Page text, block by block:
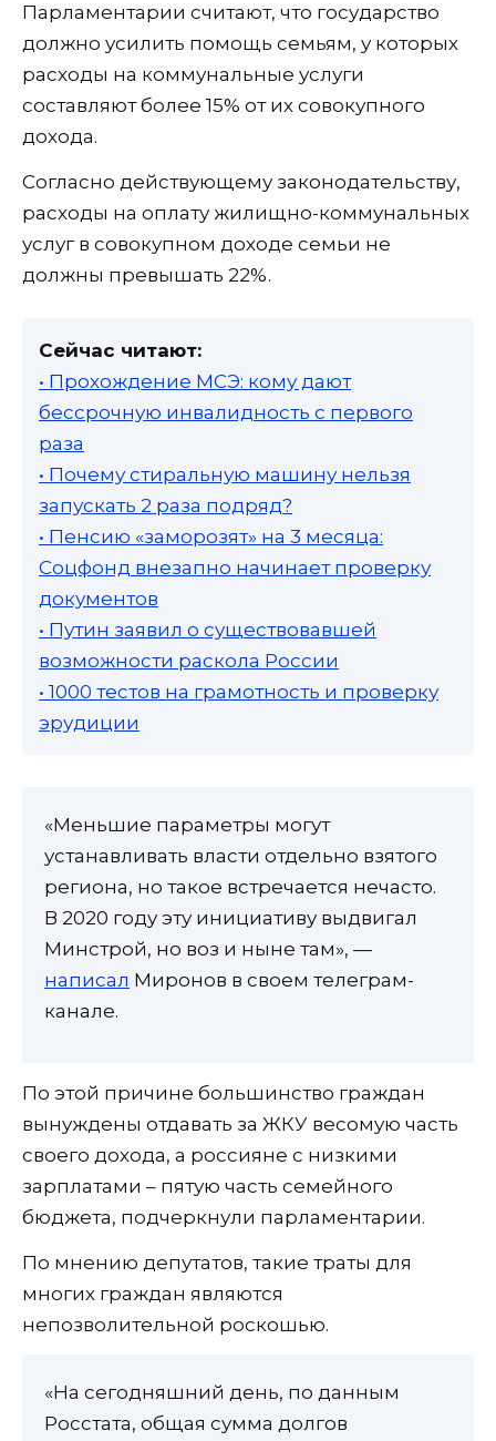
Парламентарии считают, что государство
должно усилить помощь семьям, у которых
расходы на коммунальные услуги
составляют более 15% от их совокупного
дохода.
Согласно действующему законодательству,
расходы на оплату жилищно-коммунальных
услуг в совокупном доходе семьи не
должны превышать 22%.
Сейчас читают:
• Прохождение МСЭ: кому дают
бессрочную инвалидность с первого
раза
• Почему стиральную машину нельзя
запускать 2 раза подряд?
• Пенсию «заморозят» на 3 месяца:
Соцфонд внезапно начинает проверку
документов
• Путин заявил о существовавшей
возможности раскола России
• 1000 тестов на грамотность и проверку
эрудиции
«Меньшие параметры могут
устанавливать власти отдельно взятого
региона, но такое встречается нечасто.
В 2020 году эту инициативу выдвигал
Минстрой, но воз и ныне там», —
написал Миронов в своем телеграм-
канале.
По этой причине большинство граждан
вынуждены отдавать за ЖКУ весомую часть
своего дохода, а россияне с низкими
зарплатами – пятую часть семейного
бюджета, подчеркнули парламентарии.
По мнению депутатов, такие траты для
многих граждан являются
непозволительной роскошью.
«На сегодняшний день, по данным
Росстата, общая сумма долгов